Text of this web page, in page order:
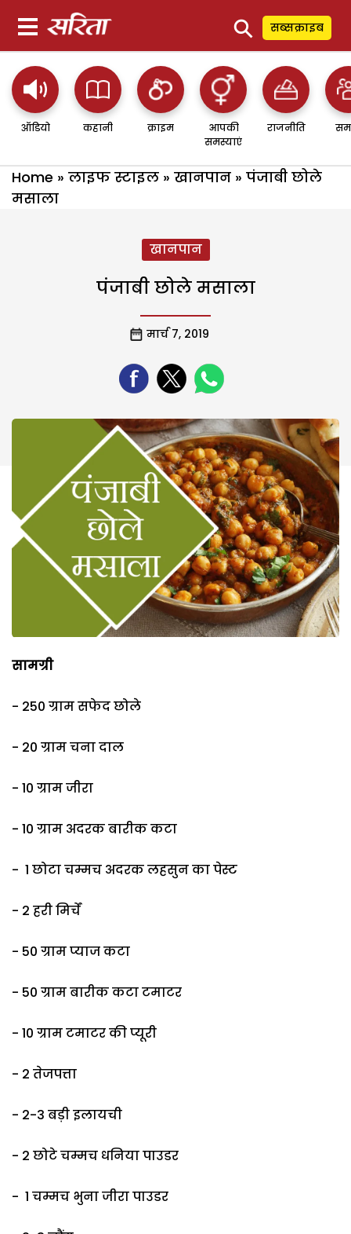
⚲ सब्सक्राइब
ऑडियो कहानी क्राइम
आपकी
समस्याएं
राजनीति
Home » लाइफ स्टाइल » खानपान » पंजाबी छोले
मसाला
खानपान
पंजाबी छोले मसाला
मार्च 7, 2019
सामग्री
- 250 ग्राम सफेद छोले
- 20 ग्राम चना दाल
- 10 ग्राम जीरा
- 10 ग्राम अदरक बारीक कटा
- 1 छोटा चम्मच अदरक लहसुन का पेस्ट
- 2 हरी मिर्चें
- 50 ग्राम प्याज कटा
- 50 ग्राम बारीक कटा टमाटर
- 10 ग्राम टमाटर की प्यूरी
- 2 तेजपत्ता
- 2-3 बड़ी इलायची
- 2 छोटे चम्मच धनिया पाउडर
- 1 चम्मच भुना जीरा पाउडर